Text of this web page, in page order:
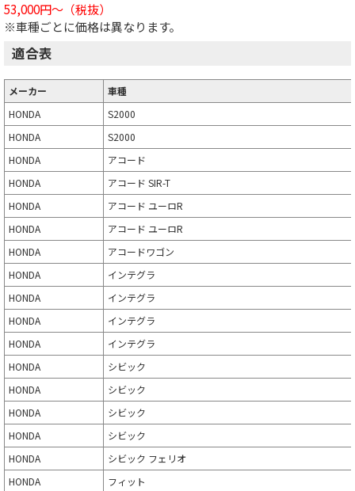
53,000円～（税抜）
※車種ごとに価格は異なります。
適合表
メーカー
車種
HONDA
S2000
HONDA
S2000
HONDA
アコード
HONDA
アコード SIR-T
HONDA
アコード ユーロR
HONDA
アコード ユーロR
HONDA
アコードワゴン
HONDA
インテグラ
HONDA
インテグラ
HONDA
インテグラ
HONDA
インテグラ
HONDA
シビック
HONDA
シビック
HONDA
シビック
HONDA
シビック
HONDA
シビック フェリオ
HONDA
フィット